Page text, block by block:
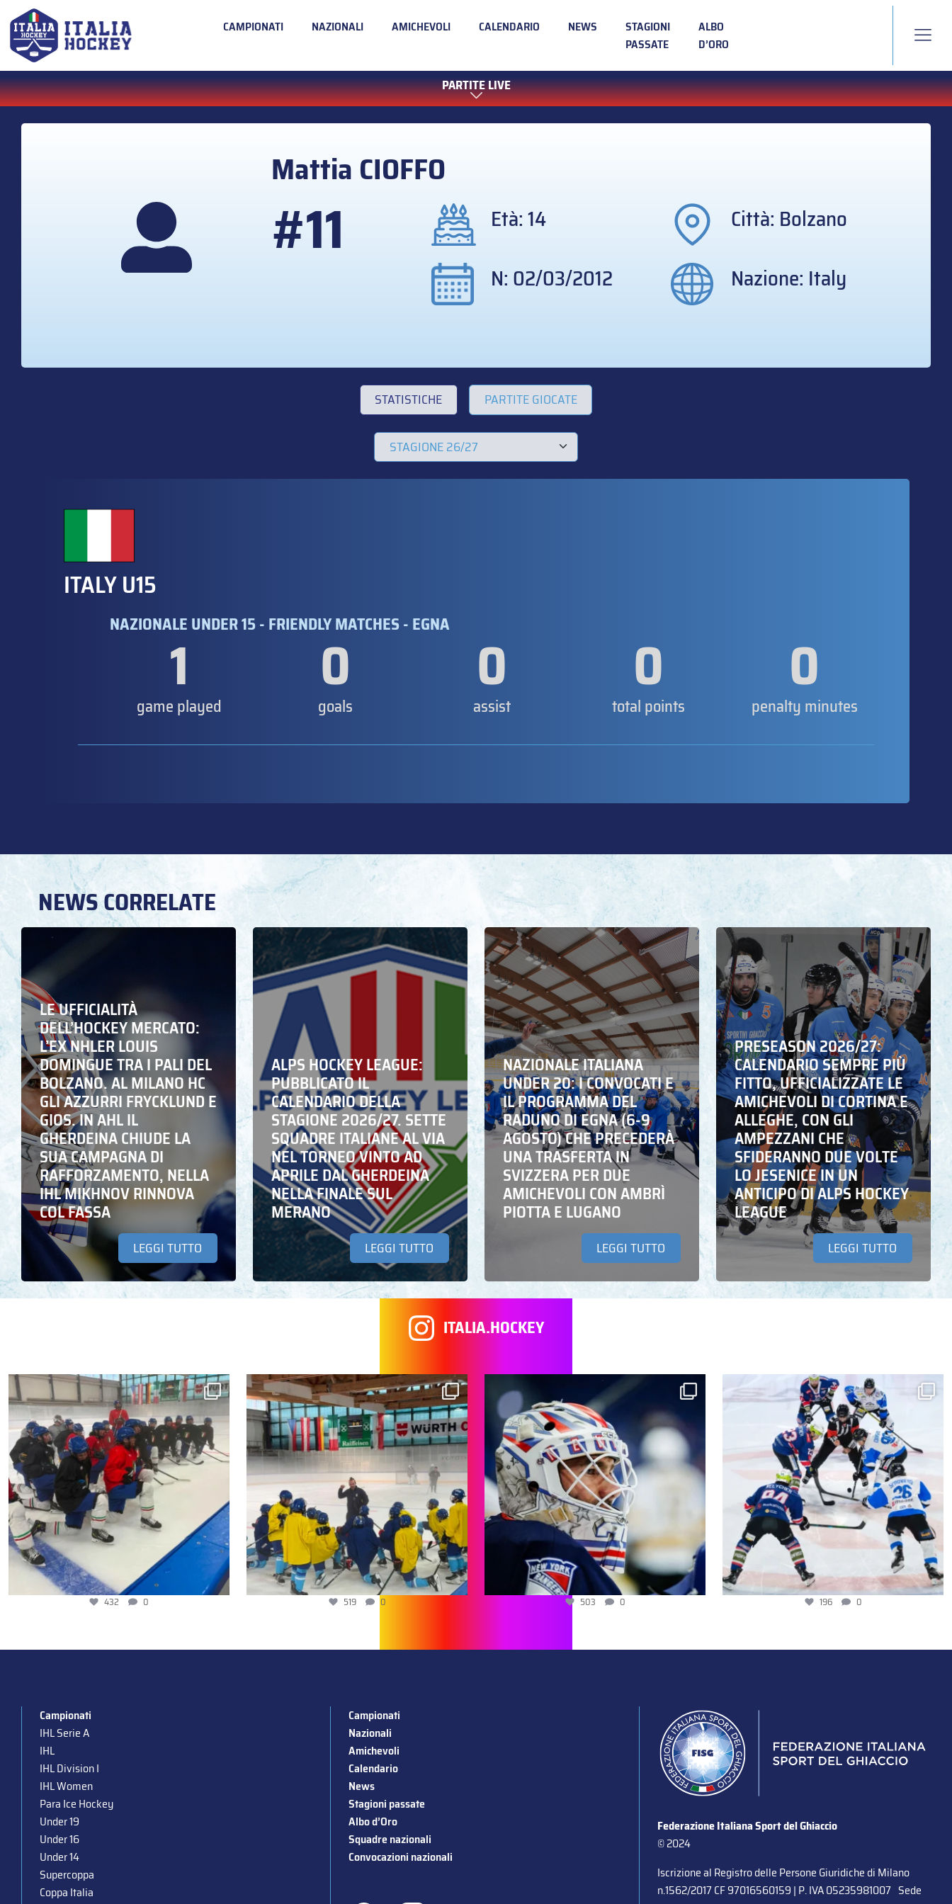
CAMPIONATI NAZIONALI AMICHEVOLI CALENDARIO NEWS
STAGIONI
PASSATE
ALBO
D’ORO
PARTITE LIVE
Mattia CIOFFO
#11 Età: 14
Città: Bolzano
N: 02/03/2012
Nazione: Italy
STATISTICHE PARTITE GIOCATE
ITALY U15
NAZIONALE UNDER 15 - FRIENDLY MATCHES - EGNA
1
game played 0
goals 0
assist 0
total points 0
penalty minutes
NEWS CORRELATE
LE UFFICIALITÀ
DELL’HOCKEY MERCATO:
L’EX NHLER LOUIS
DOMINGUE TRA I PALI DEL
BOLZANO. AL MILANO HC
GLI AZZURRI FRYCKLUND E
GIOS. IN AHL IL
GHERDEINA CHIUDE LA
SUA CAMPAGNA DI
RAFFORZAMENTO, NELLA
IHL MIKHNOV RINNOVA
COL FASSA
LEGGI TUTTO
ALPS HOCKEY LEAGUE:
PUBBLICATO IL
CALENDARIO DELLA
STAGIONE 2026/27. SETTE
SQUADRE ITALIANE AL VIA
NEL TORNEO VINTO AD
APRILE DAL GHERDEINA
NELLA FINALE SUL
MERANO
LEGGI TUTTO
NAZIONALE ITALIANA
UNDER 20: I CONVOCATI E
IL PROGRAMMA DEL
RADUNO DI EGNA (6-9
AGOSTO) CHE PRECEDERÀ
UNA TRASFERTA IN
SVIZZERA PER DUE
AMICHEVOLI CON AMBRÌ
PIOTTA E LUGANO
LEGGI TUTTO
PRESEASON 2026/27:
CALENDARIO SEMPRE PIÙ
FITTO, UFFICIALIZZATE LE
AMICHEVOLI DI CORTINA E
ALLEGHE, CON GLI
AMPEZZANI CHE
SFIDERANNO DUE VOLTE
LO JESENICE IN UN
ANTICIPO DI ALPS HOCKEY
LEAGUE
LEGGI TUTTO
ITALIA.HOCKEY
432 0 519 0 503 0 196 0
Campionati
IHL Serie A
IHL
IHL Division I
IHL Women
Para Ice Hockey
Under 19
Under 16
Under 14
Supercoppa
Coppa Italia
Campionati
Nazionali
Amichevoli
Calendario
News
Stagioni passate
Albo d’Oro
Squadre nazionali
Convocazioni nazionali
Federazione Italiana Sport del Ghiaccio
© 2024
Iscrizione al Registro delle Persone Giuridiche di Milano
n.1562/2017 CF 97016560159 | P. IVA 05235981007 Sede